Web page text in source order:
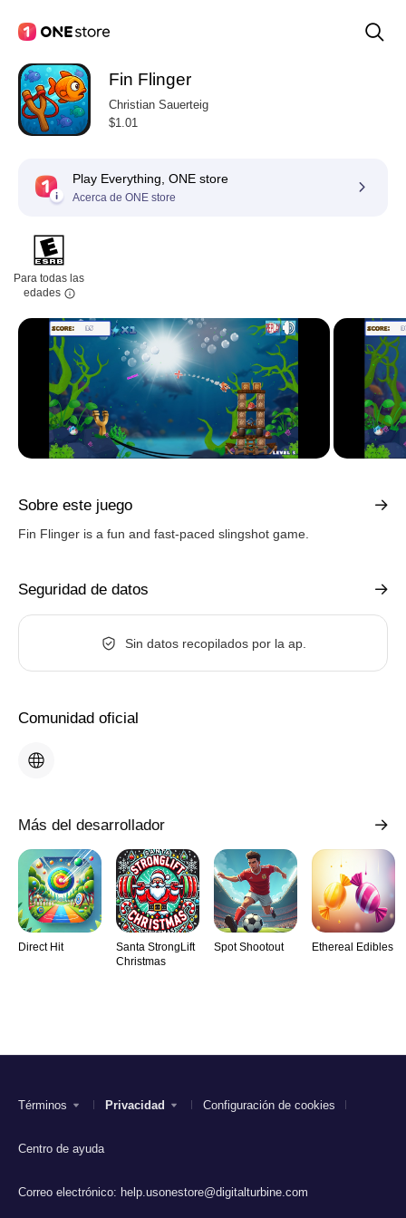
Fin Flinger
Christian Sauerteig
$1.01
Play Everything, ONE store
Acerca de ONE store
Para todas las
edades
Sobre este juego
Fin Flinger is a fun and fast-paced slingshot game.
Seguridad de datos
Sin datos recopilados por la ap.
Comunidad oficial
Más del desarrollador
Direct Hit
Santa StrongLift
Christmas
Spot Shootout Ethereal Edibles
Términos Privacidad Configuración de cookies
Centro de ayuda
Correo electrónico: help.usonestore@digitalturbine.com